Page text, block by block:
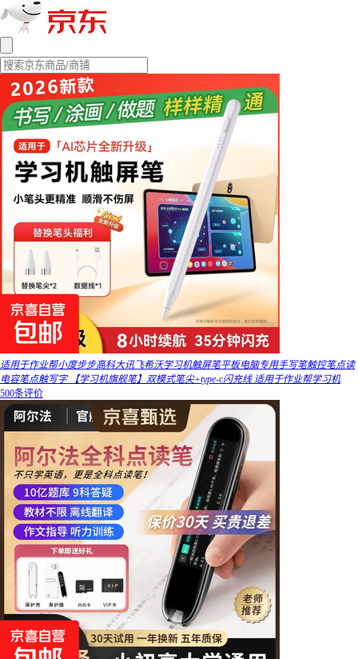
适用于作业帮小度步步高科大讯飞希沃学习机触屏笔平板电脑专用手写笔触控笔点读
电容笔点触写字 【学习机旗舰笔】双模式笔尖+type-c闪充线 适用于作业帮学习机
500条评价